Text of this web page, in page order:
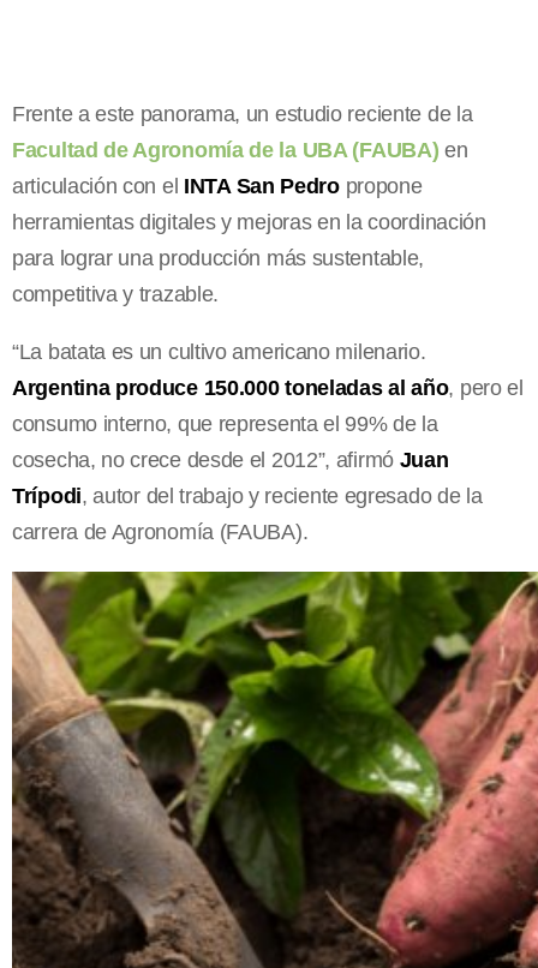
Frente a este panorama, un estudio reciente de la
Facultad de Agronomía de la UBA (FAUBA) en
articulación con el INTA San Pedropropone
herramientas digitales y mejoras en la coordinación
para lograr una producción más sustentable,
competitiva y trazable.
“La batata es un cultivo americano milenario.
Argentina produce 150.000 toneladas al año, pero el
consumo interno, que representa el 99% de la
cosecha, no crece desde el 2012”, afirmó Juan
Trípodi, autor del trabajo y reciente egresado de la
carrera de Agronomía (FAUBA).